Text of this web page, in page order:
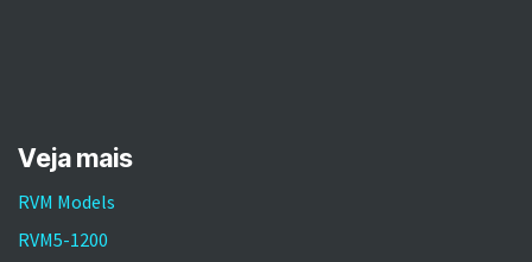
Veja mais
RVM Models
RVM5-1200